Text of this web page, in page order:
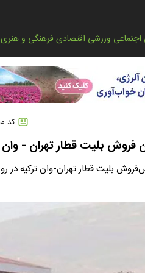
اجتماعی ورزشی اقتصادیفرهنگی و هنری
کد
فروش بلیت قطار تهران - وان